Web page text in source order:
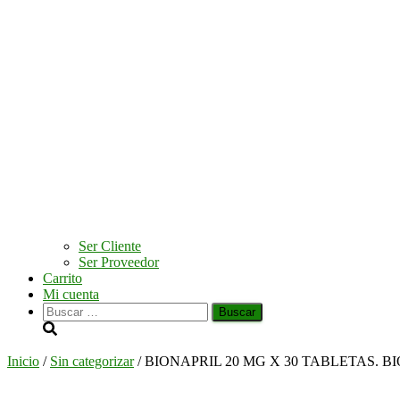
Ser Cliente
Ser Proveedor
Carrito
Mi cuenta
Buscar:
Inicio / Sin categorizar/ BIONAPRIL 20 MG X 30 TABLETAS.